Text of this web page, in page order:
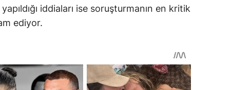
iddiaları ise soruşturmanın en kritik
ediyor.